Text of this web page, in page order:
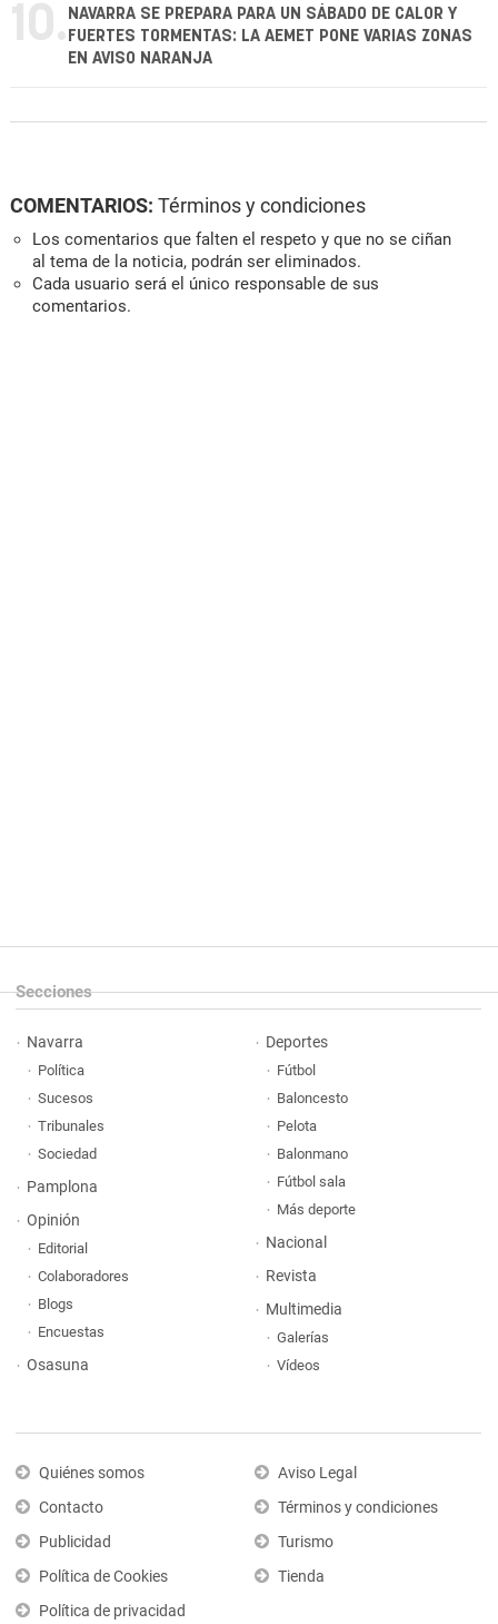
10. NAVARRA SE PREPARA PARA UN SÁBADO DE CALOR Y
FUERTES TORMENTAS: LA AEMET PONE VARIAS ZONAS
EN AVISO NARANJA
COMENTARIOS: Términos y condiciones
Los comentarios que falten el respeto y que no se ciñan
al tema de la noticia, podrán ser eliminados.
Cada usuario será el único responsable de sus
comentarios.
Secciones
Navarra
Política
Sucesos
Tribunales
Sociedad
Pamplona
Opinión
Editorial
Colaboradores
Blogs
Encuestas
Osasuna
Deportes
Fútbol
Baloncesto
Pelota
Balonmano
Fútbol sala
Más deporte
Nacional
Revista
Multimedia
Galerías
Vídeos
Quiénes somos
Contacto
Publicidad
Política de Cookies
Política de privacidad
Aviso Legal
Términos y condiciones
Turismo
Tienda